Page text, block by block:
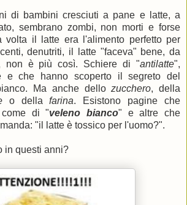
di bambini cresciuti a pane e latte, a
sembrano zombi, non morti e forse
volta il latte era l'alimento perfetto per
denutriti, il latte "faceva" bene, da
non è più così. Schiere di "antilatte",
e che hanno scoperto il segreto del
Ma anche dellozucchero, della
o dellafarina. Esistono pagine che
di "veleno bianco" e altre che
"il latte è tossico per l'uomo?".
in questi anni?